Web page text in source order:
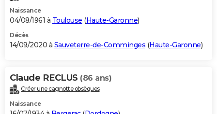
Naissance
04/08/1961 à Toulouse (Haute-Garonne)
Décès
14/09/2020 à Sauveterre-de-Comminges (Haute-Garonne)
Claude RECLUS (86 ans)
Créer une cagnotte obsèques
Naissance